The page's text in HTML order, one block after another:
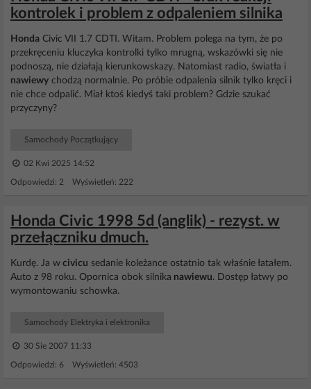
kontrolek i problem z odpaleniem silnika
Honda Civic VII 1.7 CDTI. Witam. Problem polega na tym, że po
przekręceniu kluczyka kontrolki tylko mrugną, wskazówki się nie
podnoszą, nie działają kierunkowskazy. Natomiast radio, światła i
nawiewy chodzą normalnie. Po próbie odpalenia silnik tylko kręci i
nie chce odpalić. Miał ktoś kiedyś taki problem? Gdzie szukać
przyczyny?
Samochody Początkujący
02 Kwi 2025 14:52
Odpowiedzi: 2 Wyświetleń: 222
Honda Civic 1998 5d (anglik) - rezyst. w
przełączniku dmuch.
Kurdę. Ja w civicu sedanie koleżance ostatnio tak właśnie łatałem.
Auto z 98 roku. Opornica obok silnika nawiewu. Dostęp łatwy po
wymontowaniu schowka.
Samochody Elektryka i elektronika
30 Sie 2007 11:33
Odpowiedzi: 6 Wyświetleń: 4503